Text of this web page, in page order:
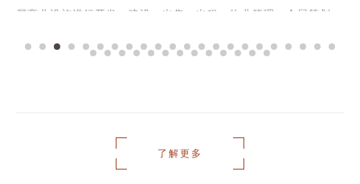
属商业设施进行开发、建设、出售、出租、物业管理；会展策划、
了解更多